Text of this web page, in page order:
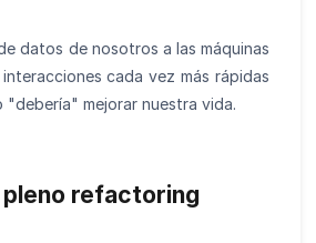
datos de nosotros a las máquinas
cada vez más rápidas
mejorar nuestra vida.
pleno refactoring